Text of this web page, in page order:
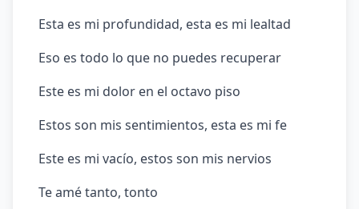
Esta es mi profundidad, esta es mi lealtad
Eso es todo lo que no puedes recuperar
Este es mi dolor en el octavo piso
Estos son mis sentimientos, esta es mi fe
Este es mi vacío, estos son mis nervios
Te amé tanto, tonto